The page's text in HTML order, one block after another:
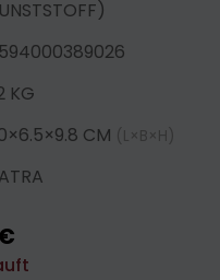
KG
CM (L×B×H)